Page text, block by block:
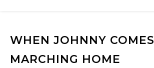
WHEN JOHNNY COMES
MARCHING HOME